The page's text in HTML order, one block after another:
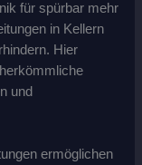
für spürbar mehr
in Kellern
Hier
und
ermöglichen